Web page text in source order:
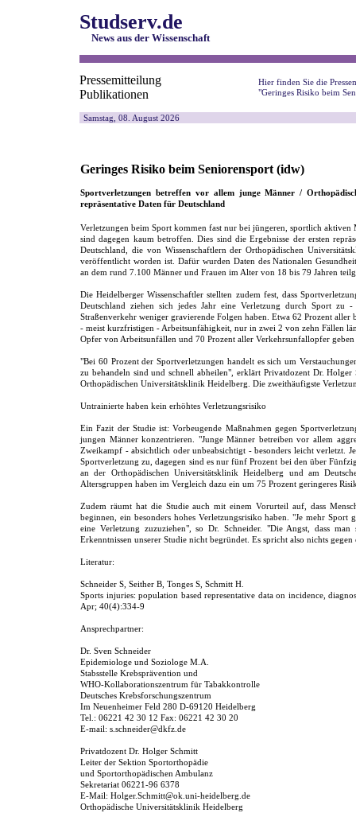
Studserv.de
News aus der Wissenschaft
Pressemitteilung
Publikationen
Hier finden Sie die
"Geringes Risiko beim
Samstag, 08. August 2026
Geringes Risiko beim Seniorensport (idw)
Sportverletzungen betreffen vor allem junge Männer /
repräsentative Daten für Deutschland
Verletzungen beim Sport kommen fast nur bei jüngeren, sportlich
sind dagegen kaum betroffen. Dies sind die Ergebnisse der ersten
Deutschland, die von Wissenschaftlern der Orthopädischen
veröffentlicht worden ist. Dafür wurden Daten des Nationalen
an dem rund 7.100 Männer und Frauen im Alter von 18 bis 79 Jahren
Die Heidelberger Wissenschaftler stellten zudem fest, dass
Deutschland ziehen sich jedes Jahr eine Verletzung durch Sport
Straßenverkehr weniger gravierende Folgen haben. Etwa 62 Prozent
- meist kurzfristigen - Arbeitsunfähigkeit, nur in zwei 2 von zehn Fällen
Opfer von Arbeitsunfällen und 70 Prozent aller Verkehrsunfallopfer
"Bei 60 Prozent der Sportverletzungen handelt es sich um
zu behandeln sind und schnell abheilen", erklärt Privatdozent Dr.
Orthopädischen Universitätsklinik Heidelberg. Die zweithäufigste
Untrainierte haben kein erhöhtes Verletzungsrisiko
Ein Fazit der Studie ist: Vorbeugende Maßnahmen gegen
jungen Männer konzentrieren. "Junge Männer betreiben vor allem
Zweikampf - absichtlich oder unbeabsichtigt - besonders leicht verletzt.
Sportverletzung zu, dagegen sind es nur fünf Prozent bei den über
an der Orthopädischen Universitätsklinik Heidelberg und am
Altersgruppen haben im Vergleich dazu ein um 75 Prozent geringeres
Zudem räumt hat die Studie auch mit einem Vorurteil auf, dass
beginnen, ein besonders hohes Verletzungsrisiko haben. "Je mehr
eine Verletzung zuzuziehen", so Dr. Schneider. "Die Angst, dass
Erkenntnissen unserer Studie nicht begründet. Es spricht also nichts
Literatur:
Schneider S, Seither B, Tonges S, Schmitt H.
Sports injuries: population based representative data on incidence,
Apr; 40(4):334-9
Ansprechpartner:
Dr. Sven Schneider
Epidemiologe und Soziologe M.A.
Stabsstelle Krebsprävention und
WHO-Kollaborationszentrum für Tabakkontrolle
Deutsches Krebsforschungszentrum
Im Neuenheimer Feld 280 D-69120 Heidelberg
Tel.: 06221 42 30 12 Fax: 06221 42 30 20
E-mail: s.schneider@dkfz.de
Privatdozent Dr. Holger Schmitt
Leiter der Sektion Sportorthopädie
und Sportorthopädischen Ambulanz
Sekretariat 06221-96 6378
E-Mail: Holger.Schmitt@ok.uni-heidelberg.de
Orthopädische Universitätsklinik Heidelberg